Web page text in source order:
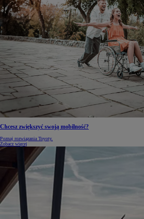
Chcesz zwiększyć swoją mobilność?
Poznaj rozwiązania Toyoty.
Zobacz więcej